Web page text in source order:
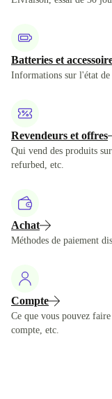
Batteries et
Informations sur l'état de
Revendeurs et offres
Qui vend des produits
refurbed, etc.
Achat
Méthodes de paiement
Compte
Ce que vous pouvez
compte, etc.